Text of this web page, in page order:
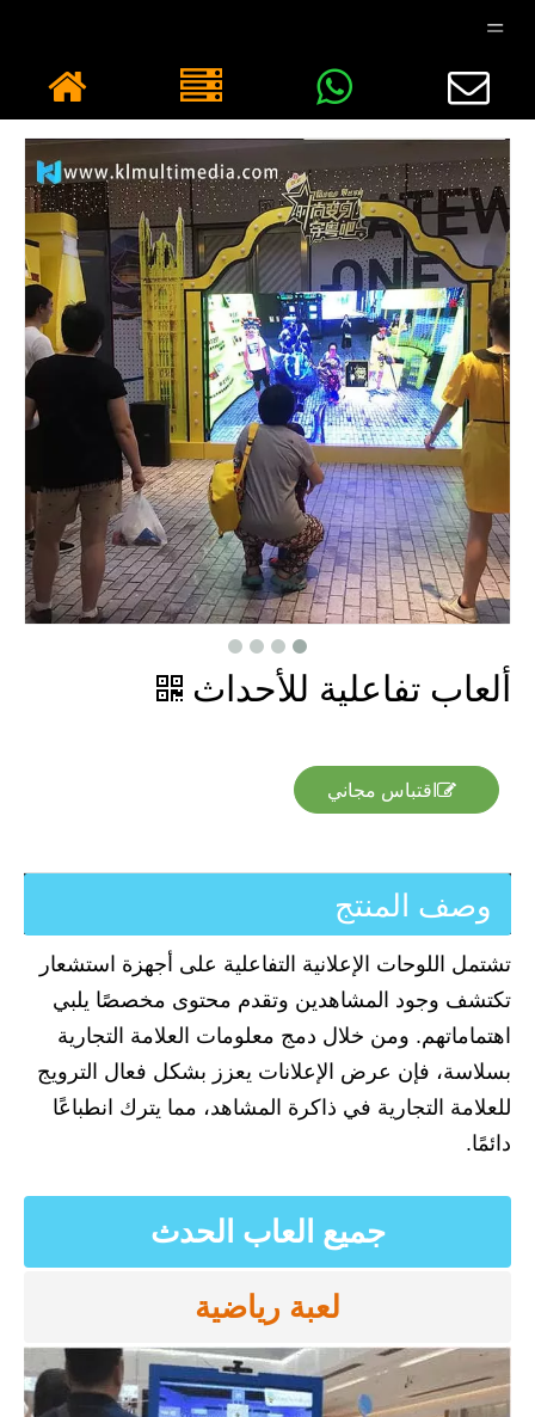
ألعاب تفاعلية للأحداث
اقتباس مجاني
وصف المنتج
تشتمل اللوحات الإعلانية التفاعلية على أجهزة استشعار
تكتشف وجود المشاهدين وتقدم محتوى مخصصًا يلبي
اهتماماتهم. ومن خلال دمج معلومات العلامة التجارية
بسلاسة، فإن عرض الإعلانات يعزز بشكل فعال الترويج
للعلامة التجارية في ذاكرة المشاهد، مما يترك انطباعًا
دائمًا.
جميع العاب الحدث
لعبة رياضية